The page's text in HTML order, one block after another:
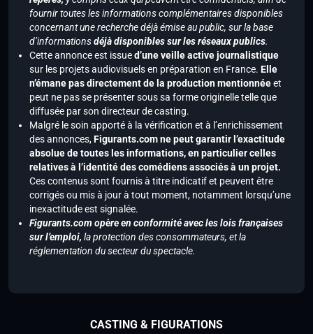
fournir toutes les informations complémentaires disponibles
concernant une recherche déjà émise au public, sur la base
d’informationsdéjà disponibles sur les réseaux publics.
Cette annonce est issued’une veille active journalistique
sur les projets audiovisuels en préparation en France. Elle
n’émane pas directement de la production mentionnéeet
peut ne pas se présenter sous sa forme originelle telle que
diffusée par son directeur de casting.
Malgré le soin apporté à la vérification et à l’enrichissement
des annonces,Figurants.com ne peut garantir l’exactitude
absolue de toutes les informations, en particulier celles
relatives à l’identité des comédiens associés à un projet.
Ces contenus sont fournis à titre indicatif et peuvent être
corrigés ou mis à jour à tout moment, notamment lorsqu’une
inexactitude est signalée.
Figurants.com opère en conformité avec les lois françaises
sur l’emploi, la protection des consommateurs, et la
réglementation du secteur du spectacle.
CASTING & FIGURATIONS